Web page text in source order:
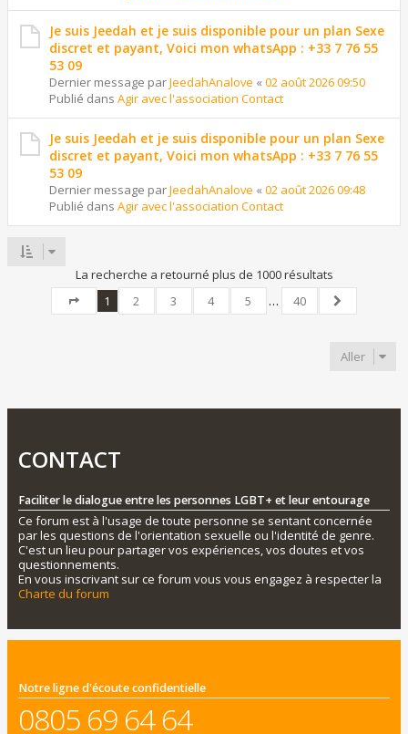
Je suis Jeedah et je suis disponible pour un plan Sexe
discret et payant, Voici mon whatsApp : +33 7 76 55
53 09
Dernier message parJeedahAnalove « 02 août 2026 09:50
Publié dans Agir avec l'association Contact
Je suis Jeedah et je suis disponible pour un plan Sexe
discret et payant, Voici mon whatsApp : +33 7 76 55
53 09
Dernier message parJeedahAnalove « 02 août 2026 09:48
Publié dans Agir avec l'association Contact
La recherche a retourné plus de 1000 résultats
Page sur40
1 2 3 4 5 …
40
Suivant
Aller
CONTACT
Faciliter le dialogue entre les personnes LGBT+ et leur entourage
Ce forum est à l'usage de toute personne se sentant concernée
par les questions de l'orientation sexuelle ou l'identité de genre.
C'est un lieu pour partager vos expériences, vos doutes et vos
questionnements.
En vous inscrivant sur ce forum vous vous engagez à respecter la
Charte du forum
Notre ligne d'écoute confidentielle
0805 69 64 64